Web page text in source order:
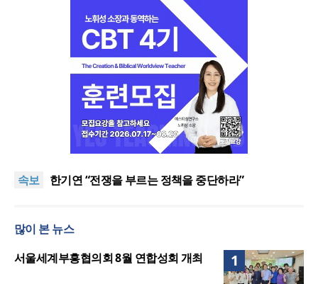
속보
“한국 복음의 시작에는 미국보다 먼저 일본이 있었습
주길”
한기연 “전쟁을 부르는 정책을 중단하라”
성회 위해 협력
“한국 복음의 시작에는 미국보다 먼저 일본이 있었습
“기도로 시작한 스틸 美 대사, 한미동맹의 가교 되어
주길”
많이 본 뉴스
1
서울세계부흥협의회 8월 연합성회 개최